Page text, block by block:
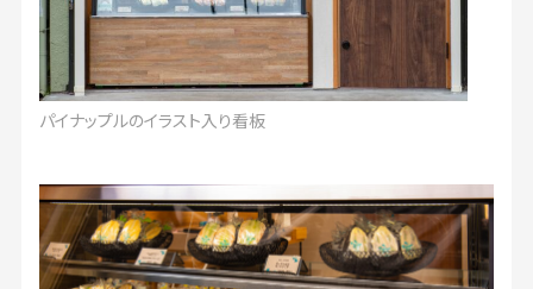
パイナップルのイラスト入り看板